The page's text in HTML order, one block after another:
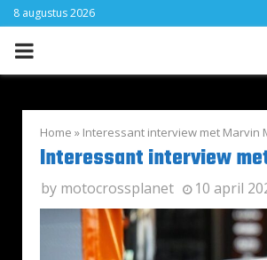
8 augustus 2026
PRIMARY
Home » Interessant interview met Marvin
Interessant interview
by motocrossplanet 10 april